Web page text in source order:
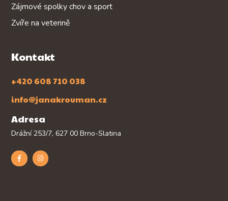
Zájmové spolky chov a sport
Zvíře na veterině
Kontakt
+420 608 710 038
info@janakrouman.cz
Adresa
Drážní 253/7, 627 00 Brno-Slatina